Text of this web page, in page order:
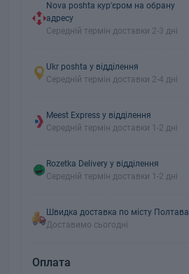
Nova poshta кур'єром на обрану
адресу
Середній термін доставки 2-3 дні
Ukr poshta у відділення
Середній термін доставки 2-4 дні
Meest Express у відділення
Середній термін доставки 1-2 дні
Rozetka Delivery у відділення
Середній термін доставки 1-2 дні
Швидка доставка по місту Полтава
Доставимо сьогодні
Оплата